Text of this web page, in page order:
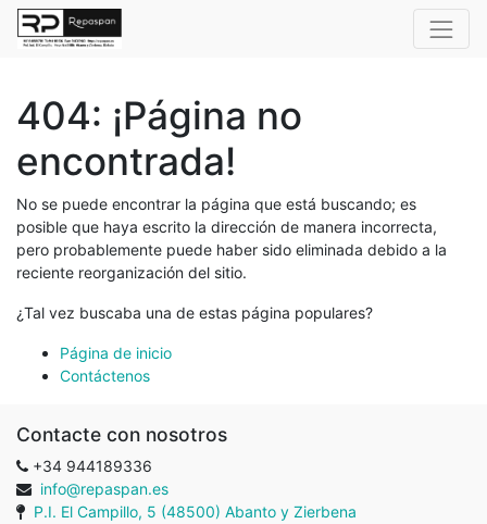
404: ¡Página no
encontrada!
No se puede encontrar la página que está buscando; es
posible que haya escrito la dirección de manera incorrecta,
pero probablemente puede haber sido eliminada debido a la
reciente reorganización del sitio.
¿Tal vez buscaba una de estas página populares?
Página de inicio
Contáctenos
Contacte con nosotros
+34 944189336
info@repaspan.es
P.I. El Campillo, 5 (48500) Abanto y Zierbena